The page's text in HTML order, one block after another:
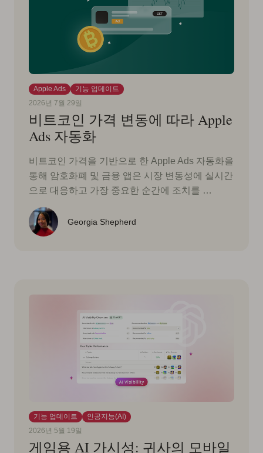
Apple Ads
기능 업데이트
2026년 7월 29일
비트코인 가격 변동에 따라 Apple
Ads 자동화
비트코인 가격을 기반으로 한 Apple Ads 자동화을
통해 암호화폐 및 금융 앱은 시장 변동성에 실시간
으로 대응하고 가장 중요한 순간에 조치를 …
Georgia Shepherd
기능 업데이트
인공지능(AI)
2026년 5월 19일
게임용 AI 가시성: 귀사의 모바일